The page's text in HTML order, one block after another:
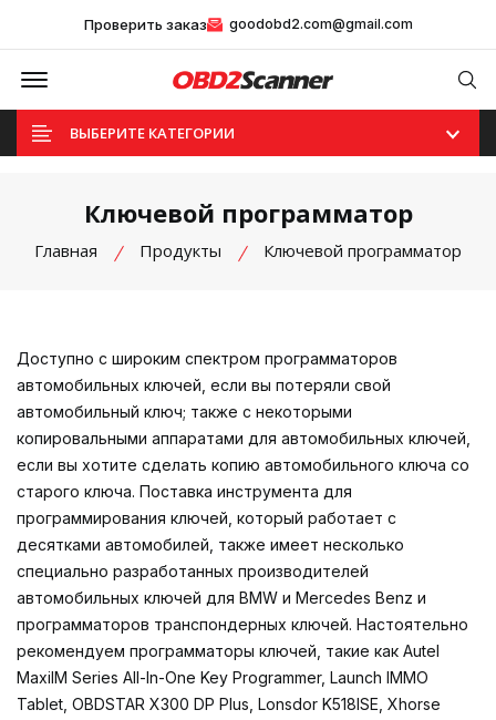
Проверить заказ goodobd2.com@gmail.com
Offcanvas Menu Open
ВЫБЕРИТЕ КАТЕГОРИИ
Ключевой программатор
Главная Продукты Ключевой программатор
Доступно с широким спектром программаторов
автомобильных ключей, если вы потеряли свой
автомобильный ключ; также с некоторыми
копировальными аппаратами для автомобильных ключей,
если вы хотите сделать копию автомобильного ключа со
старого ключа. Поставка инструмента для
программирования ключей, который работает с
десятками автомобилей, также имеет несколько
специально разработанных производителей
автомобильных ключей для BMW и Mercedes Benz и
программаторов транспондерных ключей. Настоятельно
рекомендуем программаторы ключей, такие как Autel
MaxiIM Series All-In-One Key Programmer, Launch IMMO
Tablet, OBDSTAR X300 DP Plus, Lonsdor K518ISE, Xhorse